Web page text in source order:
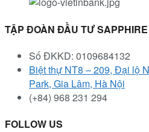
TẬP ĐOÀN ĐẦU TƯ
Số ĐKKD: 0109684132
Biệt thự NT8 – 209, Đại lộ
Park, Gia Lâm, Hà Nội
(+84) 968 231 294
FOLLOW US